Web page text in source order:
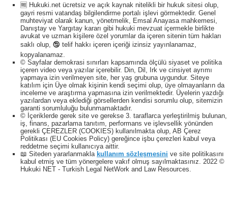
🆓 Hukuki.net ücretsiz ve açık kaynak nitelikli bir hukuk sitesi olup,
gayri resmi vatandaş bilgilendirme portalı işlevi görmektedir. Genel
muhteviyat olarak kanun, yönetmelik, Emsal Anayasa mahkemesi,
Danıştay ve Yargıtay kararı gibi hukuki mevzuat içermekle birlikte
avukat ve uzman kişilere özel yorumlar da içeren sitenin tüm hakları
saklı olup, 🕲 telif hakkı içeren içeriği izinsiz yayınlanamaz,
kopyalanamaz.
© Sayfalar demokrasi sınırları kapsamında ölçülü siyaset ve politika
içeren video veya yazılar içerebilir. Din, Dil, Irk ve cinsiyet ayrımı
yapmaya izin verilmeyen site, her yaş grubuna uygundur. Siteye
katılım için Üye olmak kişinin kendi seçimi olup, üye olmayanların da
inceleme ve araştırma yapmasına izin verilmektedir. Üyelerin yazdığı
yazılardan veya eklediği görsellerden kendisi sorumlu olup, sitemizin
garanti sorumluluğu bulunmamaktadır.
© İçeriklerde gerek site ve gerekse 3. taraflarca yerleştirilmiş bulunan,
iş, finans, pazarlama tanıtım, performans ve işlevsellik yönünden
gerekli ÇEREZLER (COOKIES) kullanılmakta olup, AB Çerez
Politikası (EU Cookies Policy) gereğince işbu çerezleri kabul veya
reddetme seçimi kullanıcıya aittir.
📖 Siteden yararlanmakla kullanım sözleşmesini ve site politikasını
kabul etmiş ve tüm yönergelere vakıf olmuş sayılmaktasınız. 2022 ©
Hukuki NET - Turkish Legal NetWork and Law Resources.